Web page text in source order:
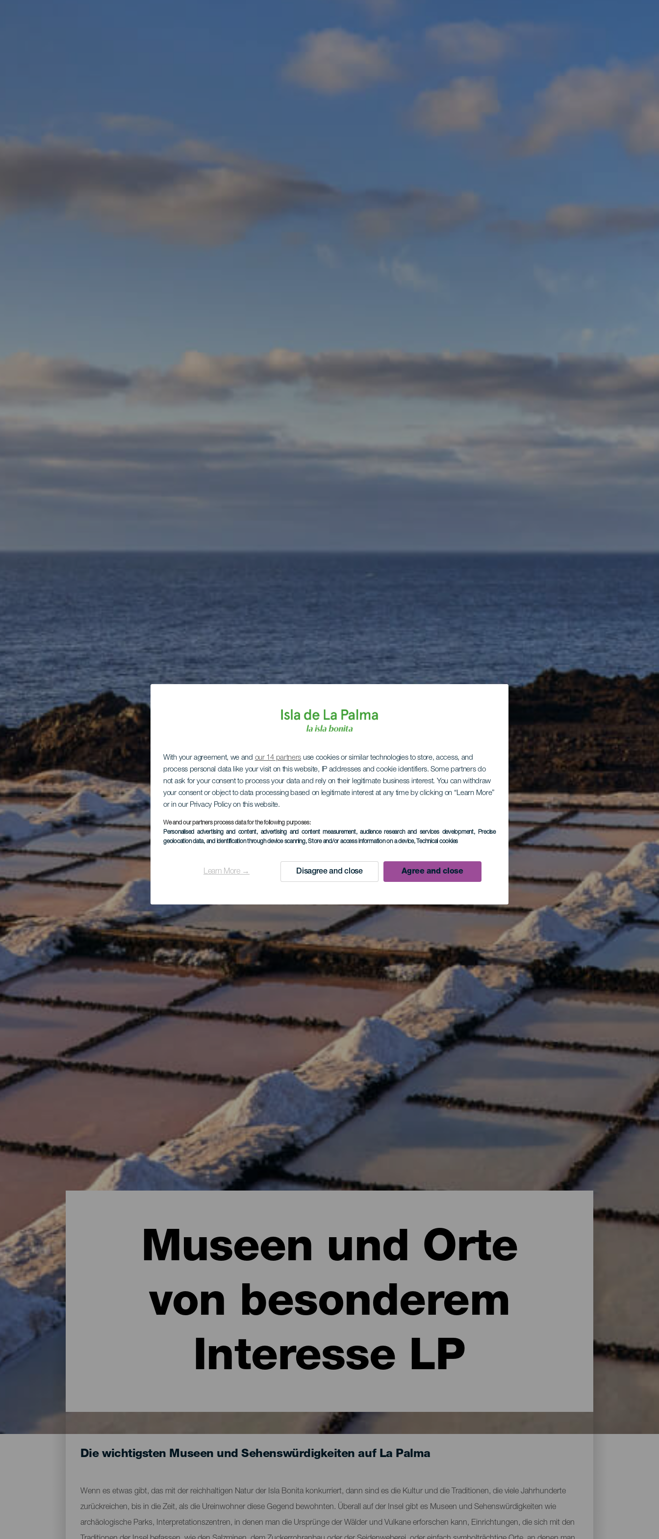
With your agreement, we and our 14 partners use cookies or similar technologies to store, access, and
process personal data like your visit on this website, IP addresses and cookie identifiers. Some partners do
not ask for your consent to process your data and rely on their legitimate business interest. You can withdraw
your consent or object to data processing based on legitimate interest at any time by clicking on “Learn More”
or in our Privacy Policy on this website.
We and our partners process data for the following purposes:
Personalised advertising and content, advertising and content measurement, audience research and services development, Precise
geolocation data, and identification through device scanning, Store and/or access information on a device, Technical cookies
Learn More → Disagree and close Agree and close
Museen und Orte
von besonderem
Interesse LP
Die wichtigsten Museen und Sehenswürdigkeiten auf La Palma
Wenn es etwas gibt, das mit der reichhaltigen Natur der Isla Bonita konkurriert, dann sind es die Kultur und die Traditionen, die viele Jahrhunderte
zurückreichen, bis in die Zeit, als die Ureinwohner diese Gegend bewohnten. Überall auf der Insel gibt es Museen und Sehenswürdigkeiten wie
archäologische Parks, Interpretationszentren, in denen man die Ursprünge der Wälder und Vulkane erforschen kann, Einrichtungen, die sich mit den